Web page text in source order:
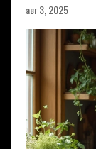
авг 3, 2025